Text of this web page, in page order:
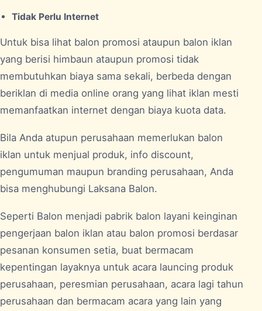
Tidak Perlu Internet
Untuk bisa lihat balon promosi ataupun balon iklan
yang berisi himbaun ataupun promosi tidak
membutuhkan biaya sama sekali, berbeda dengan
beriklan di media online orang yang lihat iklan mesti
memanfaatkan internet dengan biaya kuota data.
Bila Anda atupun perusahaan memerlukan balon
iklan untuk menjual produk, info discount,
pengumuman maupun branding perusahaan, Anda
bisa menghubungi Laksana Balon.
Seperti Balon menjadi pabrik balon layani keinginan
pengerjaan balon iklan atau balon promosi berdasar
pesanan konsumen setia, buat bermacam
kepentingan layaknya untuk acara launcing produk
perusahaan, peresmian perusahaan, acara lagi tahun
perusahaan dan bermacam acara yang lain yang